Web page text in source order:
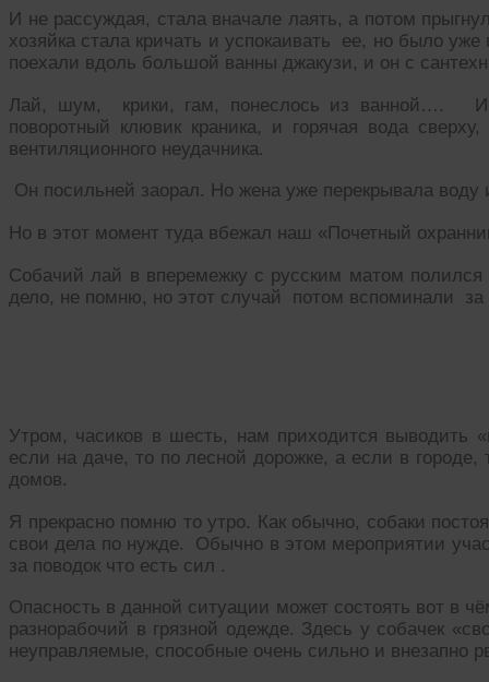
И не рассуждая, стала вначале лаять, а потом
хозяйка стала кричать и успокаивать ее, но было
поехали вдоль большой ванны джакузи, и он с
Лай, шум, крики, гам, понеслось из ванной…. И
поворотный клювик краника, и горячая вода
вентиляционного неудачника.
Он посильней заорал. Но жена уже перекрывала воду
Но в этот момент туда вбежал наш «Почетный
Собачий лай в вперемежку с русским матом
дело, не помню, но этот случай потом вспоминали за
Утром, часиков в шесть, нам приходится выводить
если на даче, то по лесной дорожке, а если в
домов.
Я прекрасно помню то утро. Как обычно, собаки
свои дела по нужде. Обычно в этом мероприятии
за поводок что есть сил .
Опасность в данной ситуации может состоять вот в
разнорабочий в грязной одежде. Здесь у собачек
неуправляемые, способные очень сильно и внезапно